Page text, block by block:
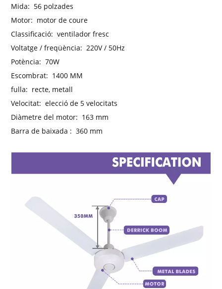
Mida: 56 polzades
Motor: motor de coure
Classificació: ventilador fresc
Voltatge / freqüència: 220V / 50Hz
Potència: 70W
Escombrat: 1400 MM
fulla: recte, metall
Velocitat: elecció de 5 velocitats
Diàmetre del motor: 163 mm
Barra de baixada : 360 mm